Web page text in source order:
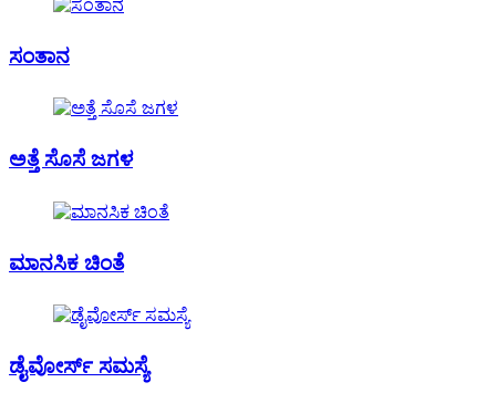
ಸಂತಾನ
ಅತ್ತೆ ಸೊಸೆ ಜಗಳ
ಮಾನಸಿಕ ಚಿಂತೆ
ಡೈವೋರ್ಸ್ ಸಮಸ್ಯೆ